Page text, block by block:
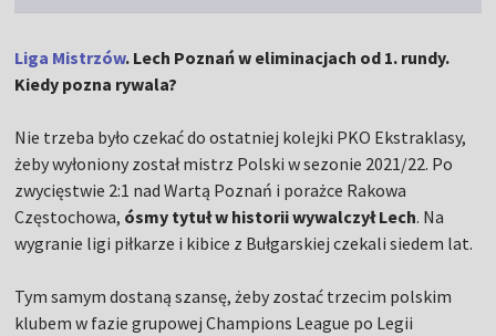
Liga Mistrzów. Lech Poznań w eliminacjach od 1. rundy.
Kiedy pozna rywala?
Nie trzeba było czekać do ostatniej kolejki PKO Ekstraklasy,
żeby wyłoniony został mistrz Polski w sezonie 2021/22. Po
zwycięstwie 2:1 nad Wartą Poznań i porażce Rakowa
Częstochowa, ósmy tytuł w historii wywalczył Lech. Na
wygranie ligi piłkarze i kibice z Bułgarskiej czekali siedem lat.
Tym samym dostaną szansę, żeby zostać trzecim polskim
klubem w fazie grupowej Champions League po Legii